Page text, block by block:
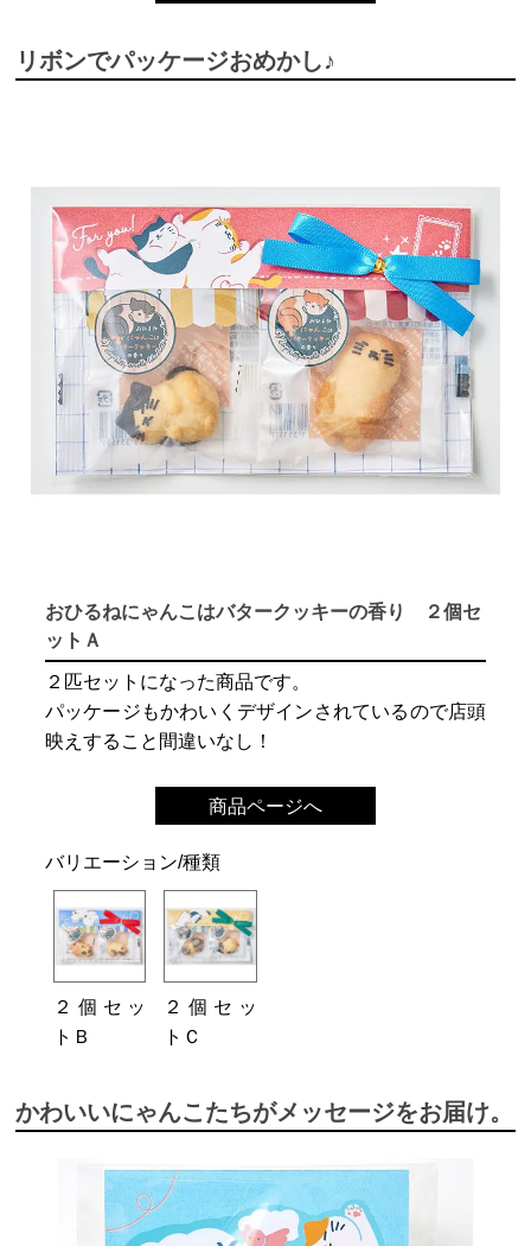
リボンでパッケージおめかし♪
おひるねにゃんこはバタークッキーの香り ２個セ
ットＡ
２匹セットになった商品です。
パッケージもかわいくデザインされているので店頭
映えすること間違いなし！
商品ページへ
バリエーション/種類
２個セッ
トＢ
２個セッ
トＣ
かわいいにゃんこたちがメッセージをお届け。